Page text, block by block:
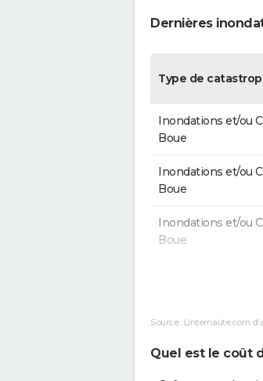
Dernières
Type de
Inondations et/ou
Boue
Inondations et/ou
Boue
Inondations et/ou
Boue
Inondations et/ou
Source : Linternaute.com
Quel est le coût